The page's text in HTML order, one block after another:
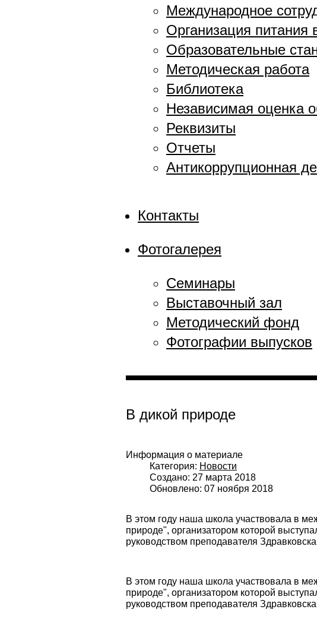
Международное
Организация питания
Образовательные
Методическая работа
Библиотека
Независимая оценка
Реквизиты
Отчеты
Антикоррупционная
Контакты
Фотогалерея
Семинары
Выставочный зал
Методический фонд
Фотографии выпусков
В дикой природе
Информация о материале
Категория: Новости
Создано: 27 марта 2018
Обновлено: 07 ноября 2018
В этом году наша школа участвовала в
природе", организатором которой
руководством преподавателя
В этом году наша школа участвовала в
природе", организатором которой
руководством преподавателя